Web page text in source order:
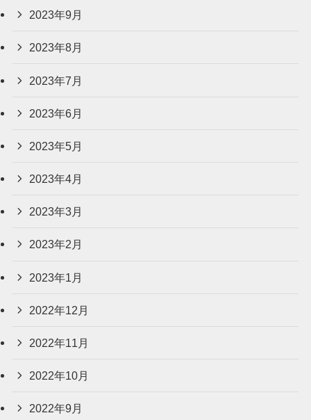
2023年9月
2023年8月
2023年7月
2023年6月
2023年5月
2023年4月
2023年3月
2023年2月
2023年1月
2022年12月
2022年11月
2022年10月
2022年9月